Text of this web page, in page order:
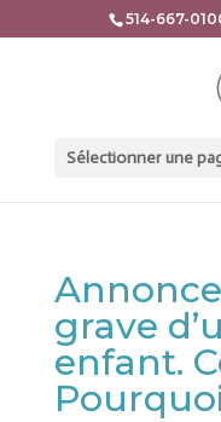
514-667-
Sélectionner une
grave
enfant.